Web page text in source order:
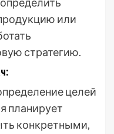
или
стратегию.
целей
планирует
конкретными,